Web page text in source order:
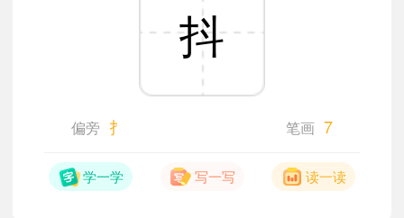
抖
偏旁 扌 笔画 7
学一学 写一写 读一读